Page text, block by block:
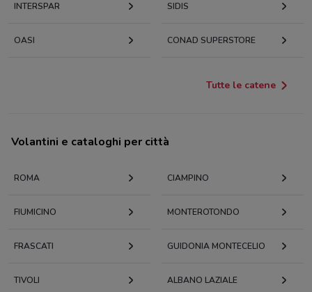
INTERSPAR SIDIS
OASI CONAD SUPERSTORE
Tutte le catene
Volantini e cataloghi per città
ROMA CIAMPINO
FIUMICINO MONTEROTONDO
FRASCATI GUIDONIA MONTECELIO
TIVOLI ALBANO LAZIALE